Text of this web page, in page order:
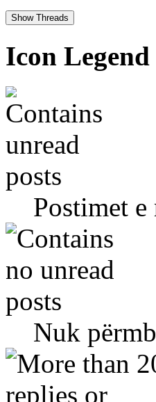
Icon Legend
Postimet e
Nuk